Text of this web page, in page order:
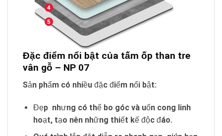
Đặc điểm nổi bật của tấm ốp than tre
vân gỗ – NP 07
Sản phẩm có nhiều đặc điểm nổi bật:
Đẹp nhưng có thể bo góc và uốn cong linh
hoạt, tạo nên những thiết kế độc đáo.